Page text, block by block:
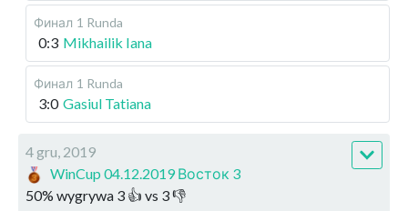
Финал 1 Runda
0:3 Mikhailik Iana
Финал 1 Runda
3:0 Gasiul Tatiana
4 gru, 2019
WinCup 04.12.2019 Восток 3
50% wygrywa 3 👍 vs 3👎